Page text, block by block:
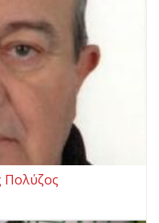
Πολύζος